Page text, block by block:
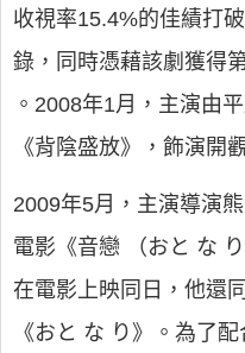
收視率15.4%的佳績打
錄，同時憑藉該劇獲得
。2008年1月，主演由
《背陰盛放》，飾演開
2009年5月，主演導演
電影《音戀 （おと な
在電影上映同日，他還
《おと な り》。為了